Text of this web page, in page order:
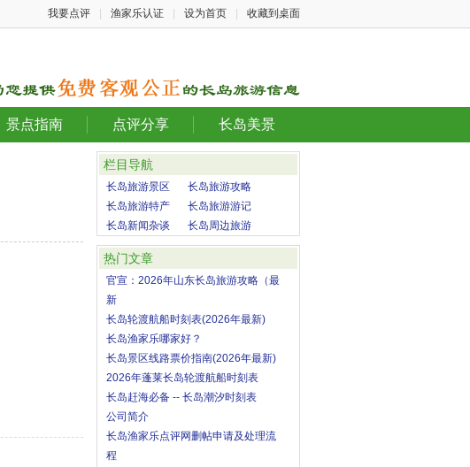
我要点评 渔家乐认证 设为首页 收藏到桌面
景点指南 点评分享 长岛美景
栏目导航
长岛旅游景区
长岛旅游攻略
长岛旅游特产
长岛旅游游记
长岛新闻杂谈
长岛周边旅游
热门文章
官宣：2026年山东长岛旅游攻略（最
新
长岛轮渡航船时刻表(2026年最新)
长岛渔家乐哪家好？
长岛景区线路票价指南(2026年最新)
2026年蓬莱长岛轮渡航船时刻表
长岛赶海必备 -- 长岛潮汐时刻表
公司简介
长岛渔家乐点评网删帖申请及处理流
程